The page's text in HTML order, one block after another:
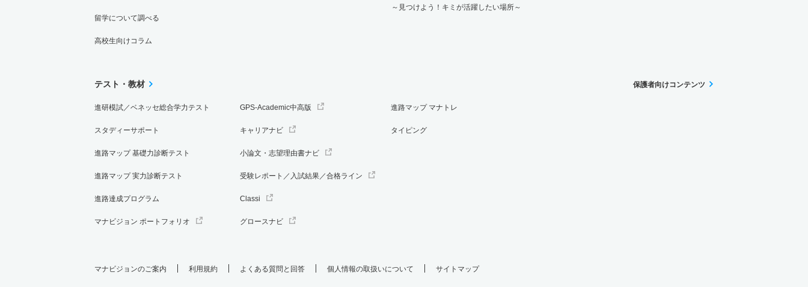
留学について調べる
高校生向けコラム
～見つけよう！キミが活躍したい場所～
テスト・教材
進研模試／ベネッセ総合学力テスト
スタディーサポート
進路マップ 基礎力診断テスト
進路マップ 実力診断テスト
進路達成プログラム
マナビジョン ポートフォリオ
GPS-Academic中高版
キャリアナビ
小論文・志望理由書ナビ
受験レポート／入試結果／合格ライン
Classi
グロースナビ
進路マップ マナトレ
タイピング
保護者向けコンテンツ
マナビジョンのご案内 利用規約 よくある質問と回答 個人情報の取扱いについて サイトマップ